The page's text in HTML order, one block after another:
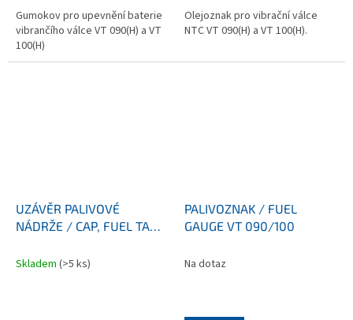
Gumokov pro upevnění baterie
vibrančího válce VT 090(H) a VT
100(H)
Olejoznak pro vibrační válce
NTC VT 090(H) a VT 100(H).
UZÁVĚR PALIVOVÉ
NÁDRŽE / CAP, FUEL TANK
Skladem (>5 ks)
PALIVOZNAK / FUEL
GAUGE VT 090/100
Na dotaz